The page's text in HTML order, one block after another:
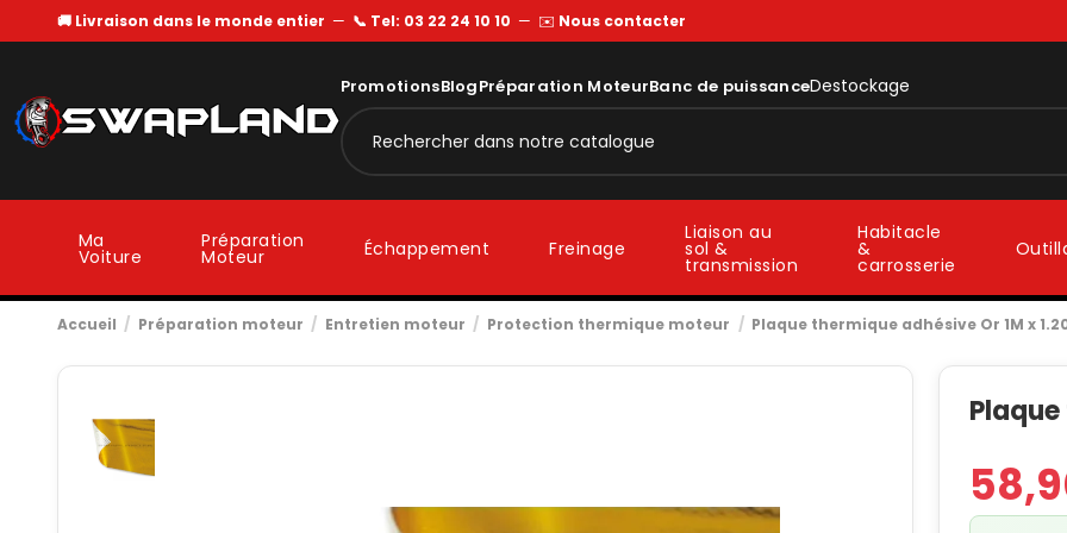
🚚 Livraison dans le monde entier — 📞 Tel: 03 22 24 10 10 — ✉️ Nous contacter
PromotionsBlogPréparation MoteurBanc de puissanceDestockage
Ma
Voiture
Préparation
Moteur Échappement Freinage
Liaison au
sol &
transmission
Habitacle
&
carrosserie
Accueil Préparation moteur Entretien moteur Protection thermique moteur Plaque thermique adhésive Or 1M x